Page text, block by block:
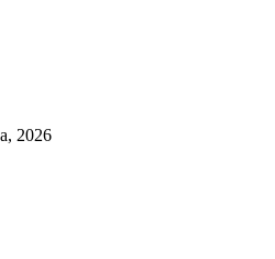
2026